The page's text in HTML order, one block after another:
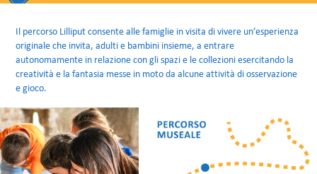
Il percorso Lilliput consente alle famiglie in visita di vivere un’esperienza
originale che invita, adulti e bambini insieme, a entrare
autonomamente in relazione con gli spazi e le collezioni esercitando la
creatività e la fantasia messe in moto da alcune attività di osservazione
e gioco.